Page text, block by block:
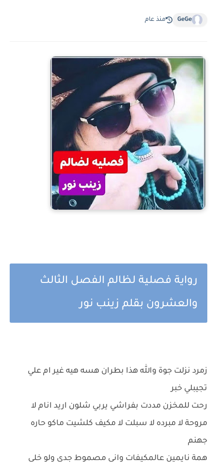
GeGe منذ عام
رواية فصلية لظالم الفصل الثالث
والعشرون بقلم زينب نور
زمرد نزلت جوة والله هذا بطران هسه هيه غير ام علي
تجيبلي خبر
رحت للمخزن مددت بفراشي يربي شلون اريد انام لا
مروحة لا مبرده لا سبلت لا مكيف كلشيت ماكو حاره
جهنم
همة نايمين عالمكيفات واني مصموط جدي ولو خلي